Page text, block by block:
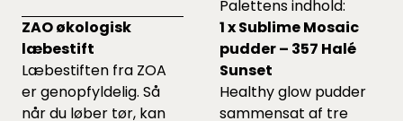
ZAO økologisk
læbestift
Læbestiften fra ZOA
er genopfyldelig. Så
når du løber tør, kan
Palettens indhold:
1 x Sublime Mosaic
pudder – 357 Halé
Sunset
Healthy glow pudder
sammensat af tre